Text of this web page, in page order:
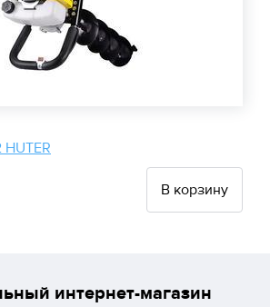
В корзину
интернет-магазин